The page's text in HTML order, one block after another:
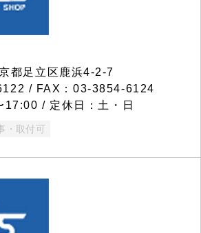
都足立区鹿浜4-2-7
/ FAX：03-3854-6124
17:00 / 定休日：土・日
・取付可